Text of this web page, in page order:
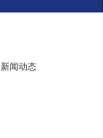
新闻动态